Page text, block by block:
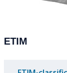
ETIM